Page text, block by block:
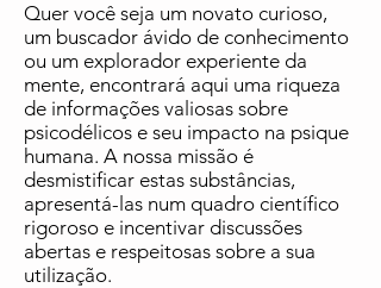
Quer você seja um novato curioso,
um buscador ávido de conhecimento
ou um explorador experiente da
mente, encontrará aqui uma riqueza
de informações valiosas sobre
psicodélicos e seu impacto na psique
humana. A nossa missão é
desmistificar estas substâncias,
apresentá-las num quadro científico
rigoroso e incentivar discussões
abertas e respeitosas sobre a sua
utilização.